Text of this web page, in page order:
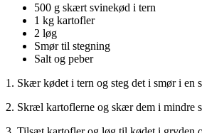
500 g skært svinekød i tern
1 kg kartofler
2 løg
Smør til stegning
Salt og peber
1. Skær kødet i tern og steg det i smør i en
2. Skræl kartoflerne og skær dem i mindre